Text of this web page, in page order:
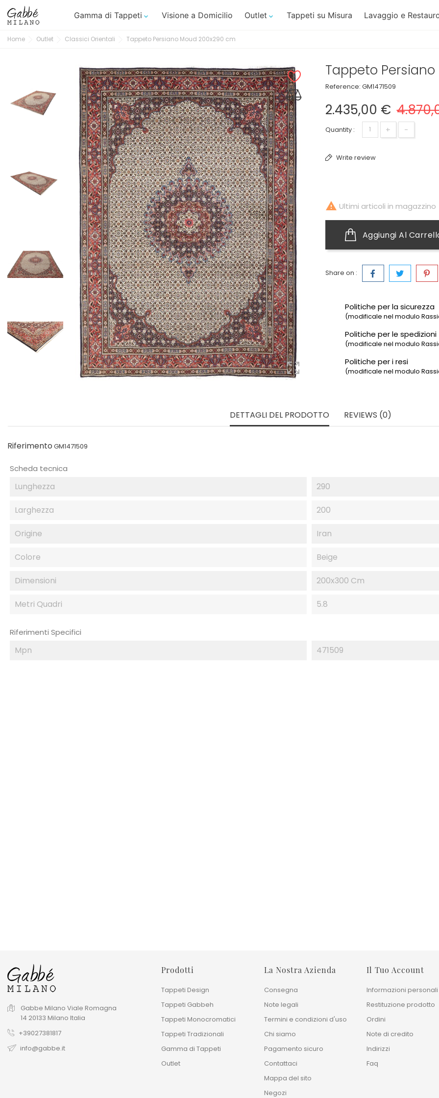
Gamma di Tappeti  Visione a Domicilio Outlet  Tappeti su Misura Lavaggio e
Home Outlet Classici Orientali Tappeto Persiano Moud 200x290 cm
Tappeto
Reference: GM1471509
2.435,00 €
Quantity : + -
Write review
 Ultimi articoli in magazzino
Aggiungi Al
Share on :
Politiche per la sicurezza
(modificale nel modulo
Politiche per le spedizioni
(modificale nel modulo
Politiche per i resi
(modificale nel modulo
DETTAGLI DEL PRODOTTO REVIEWS (0)
Riferimento GM1471509
Scheda tecnica
Lunghezza 290
Larghezza 200
Origine Iran
Colore Beige
Dimensioni 200x300 Cm
Metri Quadri 5.8
Riferimenti Specifici
Mpn 471509
Gabbe Milano Viale Romagna
14 20133 Milano Italia
+39027381817
info@gabbe.it
Prodotti
Tappeti Design
Tappeti Gabbeh
Tappeti Monocromatici
Tappeti Tradizionali
Gamma di Tappeti
Outlet
La Nostra Azienda
Consegna
Note legali
Termini e condizioni d'uso
Chi siamo
Pagamento sicuro
Contattaci
Mappa del sito
Negozi
Il Tuo Account
Informazioni personali
Restituzione prodotto
Ordini
Note di credito
Indirizzi
Faq